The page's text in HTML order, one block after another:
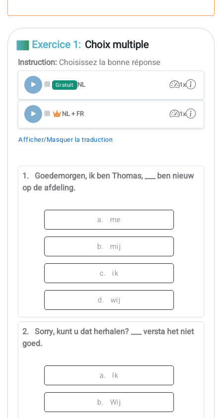
Exercice 1: Choix multiple
Instruction: Choisissez la bonne réponse
Gratuit NL 1x
NL + FR 1x
Afficher/Masquer la traduction
1. Goedemorgen, ik ben Thomas, ___ ben nieuw
op de afdeling.
a. me
b. mij
c. ik
d. wij
2. Sorry, kunt u dat herhalen? ___ versta het niet
goed.
a. Ik
b. Wij